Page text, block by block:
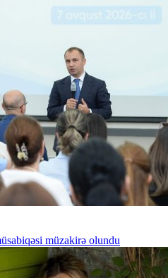
müzakirə olundu